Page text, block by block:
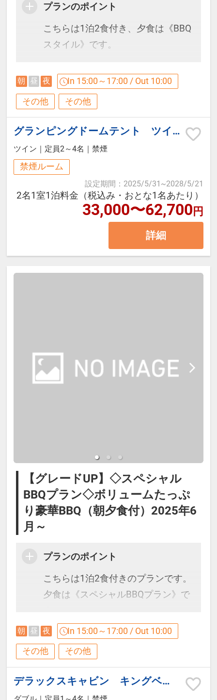
さい。
※藤乃煌に立ち寄る必要はございま
せん。藤乃煌～ユネッサンは車で約
※ご利用されるお客様は水着をご持
参ください（レンタルあり1,200
円）
※2026年5月26日～28日は、2026
年12月8日～10日はユネッサン・森
の湯が休業のため、2026年5月25
日、2026年12月7日の宿泊のお客様
は宿泊当日のみのご利用となります
す。
■お食事終了時間
30＞
※スタッフがキャビンにご利用後の
器具類を回収に伺います
【ご朝食】
山の朝食はヘルシーなコンチネンタ
ル・ブレックファーストスタイルに
てご用意します。
ホテルでは体験できないユニークで
贅沢な藤乃煌の朝。森を抜ける清清
しい風と青空の下、いつもより、う
んと時間をかけてお召し上がりくだ
■お食事お渡し時間
＜7：00～9：00＞の間にビバレッジ
ッキをご利用いただけない場合は、
お食事をダイニングルームにご用意
いたします。
■お車以外でお越しのお客様につい
お迎えはございません。お送りは
留所まで行っております。
いて（ご宿泊の当日及び翌日利用）
箱根小涌園ユネッサン(水着ゾーン）
と元湯 森の湯（裸ゾーン）がご利用
できます。
ユネッサン受付（4階）にて藤乃煌
ンドウィッチを作っていただきま
す。
・朝食のマニュアルをご準備してい
させていただきますので、ご安心く
ださい。
【0～2歳の子供料金について】
・添寝、食事無しであれば0歳～2歳
のお子様は無料となります。
※コメント欄に年齢と人数を記載く
例：0歳の幼児がいて、合計4名で
宿泊します。等
プランのポイント
こちらは1泊2食付き、夕食は《BBQ
スタイル》です。
【ご夕食】《BBQスタイル》
・サラダ、パン、メインディッシュ
で構成されている夕食となります。
・メインディッシュのお肉は焼く前
の状態で提供いたしますので、ご自
身で備え付けのガスオーブングリル
で焼いてお召し上がりください。
・テーブルセッティングはお客さま
ご自身で行っていただきます。
17：30～18：00の間にスタッフが
＜20：30まで・ラストオーダー19：
30＞
・7：00～9：00の間に食材を受け取
りにきていただき、お部屋にてお召
し上がりいただきます。
・マルチグリドルというアウトドア
用の鉄板にて、パンや卵を焼き、サ
す。
・朝食のマニュアルをご準備してい
ます。スタッフから簡単にご説明も
ださい。
【0～2歳の子供料金について】
・添寝、食事無しであれば0歳～2歳
のお子様は無料となります。
朝 昼 夜 In 15:00～17:00 / Out 10:00
その他 その他
グランピングドームテント ツインベッド
ツイン ｜ 定員2～4名 ｜ 禁煙
禁煙ルーム
設定期間 ： 2025/5/31 ~2028/5/21
2名1室1泊料金（税込み・おとな1名あたり）
33,000〜62,700円
詳細
【グレードUP】◇スペシャル
BBQプラン◇ボリュームたっぷ
り豪華BBQ（朝夕食付）2025年6
月～
プランのポイント
こちらは1泊2食付きのプランです。
夕食は《スペシャルBBQプラン》で
【ご夕食】《スペシャルBBQ》
・前菜、パン、スープ、温菜、メイ
ンディッシュ、デザートで構成され
朝 昼 夜 In 15:00～17:00 / Out 10:00
その他 その他
デラックスキャビン キングベッド